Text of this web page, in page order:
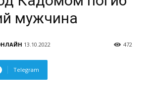
мужчина
13.10.2022 472
Telegram